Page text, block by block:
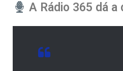
A Rádio 365 dá a